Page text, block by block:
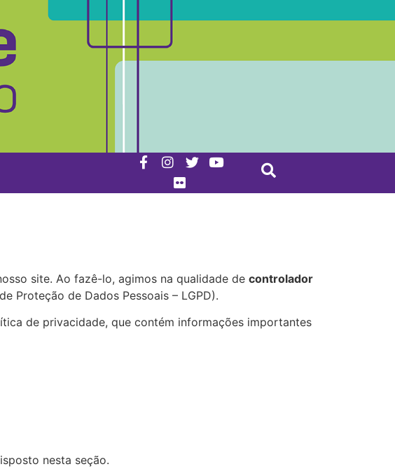
site. Ao fazê-lo, agimos na qualidade de controlador
Proteção de Dados Pessoais – LGPD).
de privacidade, que contém informações importantes
nesta seção.